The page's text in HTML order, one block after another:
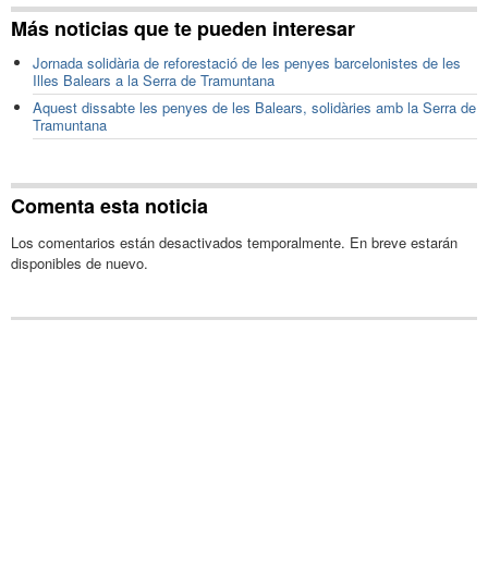
Más noticias que te pueden interesar
Jornada solidària de reforestació de les penyes barcelonistes de les
Illes Balears a la Serra de Tramuntana
Aquest dissabte les penyes de les Balears, solidàries amb la Serra de
Tramuntana
Comenta esta noticia
Los comentarios están desactivados temporalmente. En breve estarán
disponibles de nuevo.